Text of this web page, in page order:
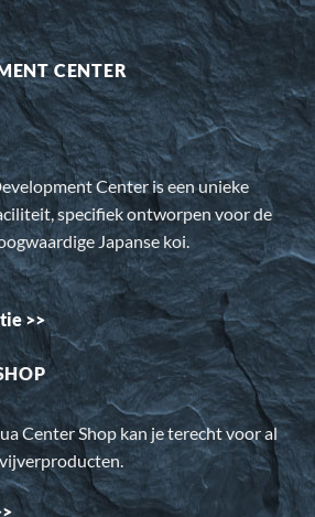
CENTER
Center is een unieke
specifiek ontworpen voor de
Japanse koi.
>>
Center Shop kan je terecht voor al